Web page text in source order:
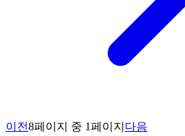
이전8페이지 중 1페이지 다음